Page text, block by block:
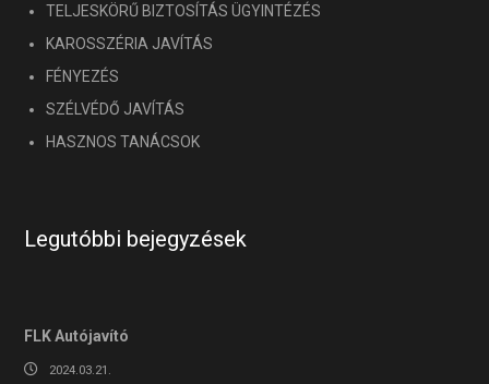
TELJESKÖRŰ BIZTOSÍTÁS ÜGYINTÉZÉS
KAROSSZÉRIA JAVÍTÁS
FÉNYEZÉS
SZÉLVÉDŐ JAVÍTÁS
HASZNOS TANÁCSOK
Legutóbbi bejegyzések
FLK Autójavító
2024.03.21.